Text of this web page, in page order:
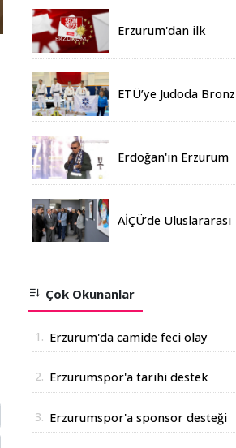
Erzurum'dan ilk
ETÜ’ye Judoda Bronz
Erdoğan'ın Erzurum
rekoru kırıldı
AİÇÜ’de Uluslararası
Açıldı
Çok Okunanlar
1. Erzurum'da camide feci olay
2. Erzurumspor'a tarihi destek
3. Erzurumspor'a sponsor desteği